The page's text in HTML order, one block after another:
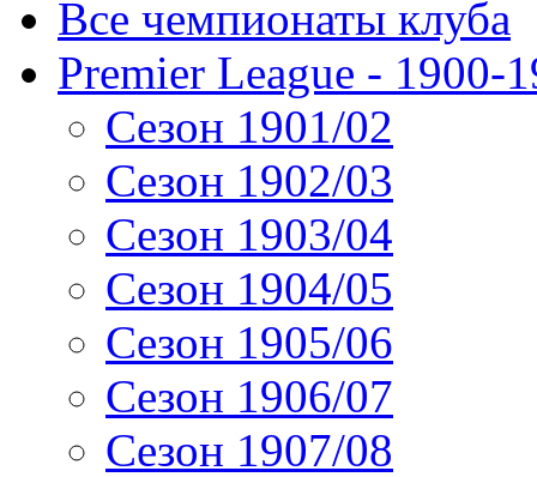
Все чемпионаты клуба
Premier League - 1900-
Сезон 1901/02
Сезон 1902/03
Сезон 1903/04
Сезон 1904/05
Сезон 1905/06
Сезон 1906/07
Сезон 1907/08